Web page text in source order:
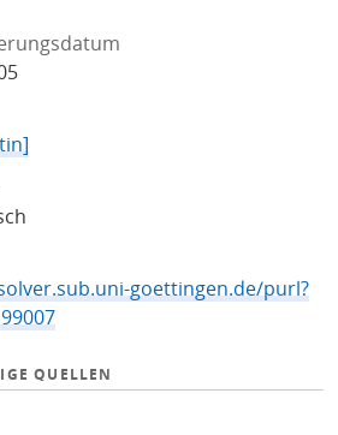
goettingen.de/purl?
QUELLEN